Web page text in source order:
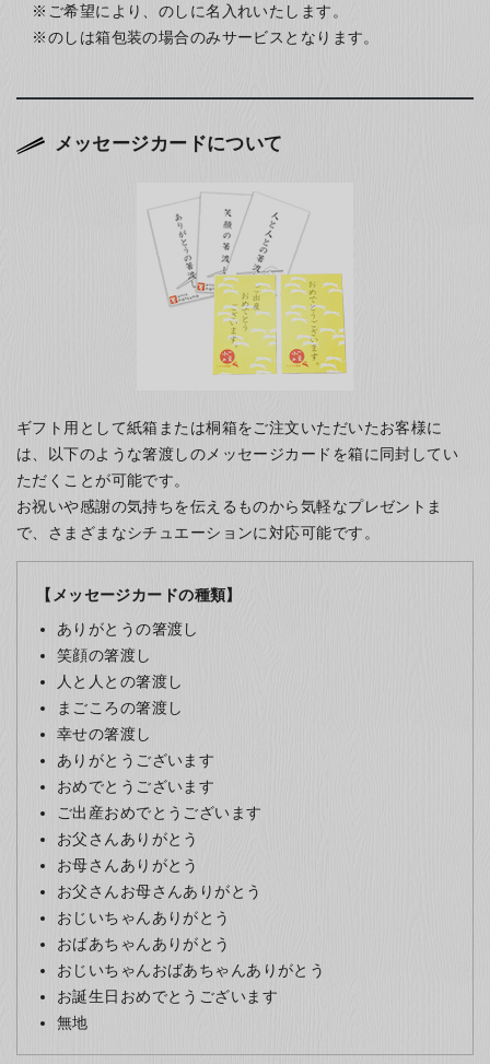
ご希望により、のしに名入れいたします。
のしは箱包装の場合のみサービスとなります。
メッセージカードについて
ギフト用として紙箱または桐箱をご注文いただいたお客様に
は、以下のような箸渡しのメッセージカードを箱に同封してい
ただくことが可能です。
お祝いや感謝の気持ちを伝えるものから気軽なプレゼントま
で、さまざまなシチュエーションに対応可能です。
【メッセージカードの種類】
ありがとうの箸渡し
笑顔の箸渡し
人と人との箸渡し
まごころの箸渡し
幸せの箸渡し
ありがとうございます
おめでとうございます
ご出産おめでとうございます
お父さんありがとう
お母さんありがとう
お父さんお母さんありがとう
おじいちゃんありがとう
おばあちゃんありがとう
おじいちゃんおばあちゃんありがとう
お誕生日おめでとうございます
無地